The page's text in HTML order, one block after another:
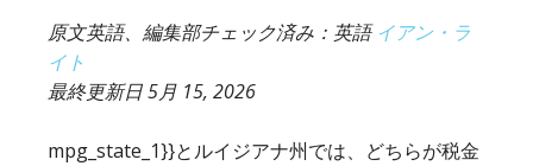
原文英語、編集部チェック済み：英語イアン・ラ
イト
最終更新日5月 15, 2026
mpg_state_1}}とルイジアナ州では、どちらが税金